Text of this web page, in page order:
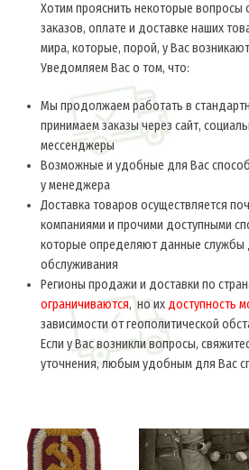
Хотим прояснить некоторые вопросы
заказов, оплате и доставке наших
мира, которые, порой, у Вас
Уведомляем Вас о том, что:
Мы продолжаем работать в
принимаем заказы через сайт,
мессенджеры
Возможные и удобные для Вас
у менеджера
Доставка товаров осуществляется
компаниями и прочими доступными
которые определяют данные службы
обслуживания
Регионы продажи и доставки по
ограничиваются, но их доступность
зависимости от геополитической
Если у Вас возникли вопросы,
уточнения, любым удобным для Вас